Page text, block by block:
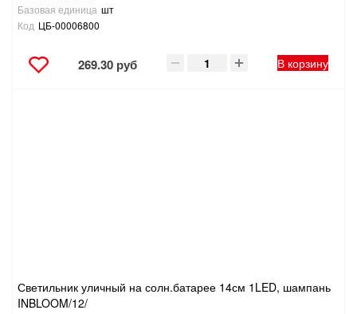
Базовая единица шт
Код ЦБ-00006800
269.30 руб В корзину
Светильник уличный на солн.батарее 14см 1LED, шампань
INBLOOM/12/